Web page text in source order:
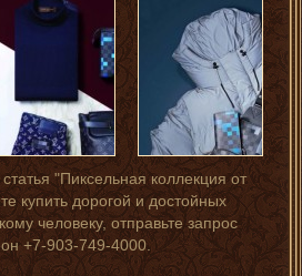
"Пиксельная коллекция от
купить дорогой и достойных
человеку, отправьте запрос
+7-903-749-4000.